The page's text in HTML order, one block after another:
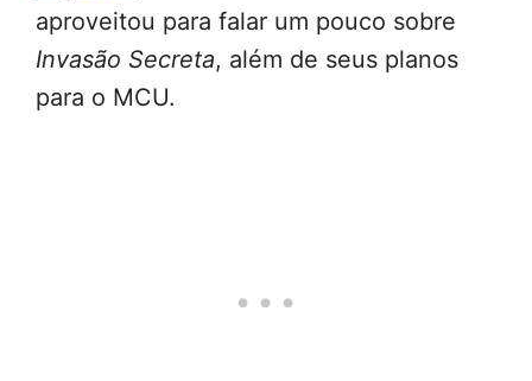
aproveitou para falar um pouco sobre
Invasão Secreta, além de seus planos
para o MCU.